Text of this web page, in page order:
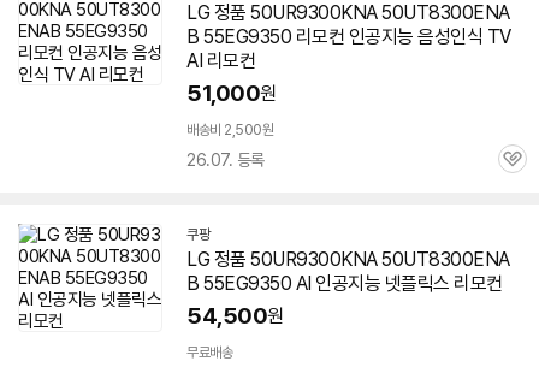
LG 정품 50UR9300KNA 50UT8300ENA
B 55EG9350 리모컨 인공지능 음성인식 TV
AI 리모컨
51,000원
배송비 2,500원
26.07. 등록
관
쿠팡
LG 정품 50UR9300KNA 50UT8300ENA
B 55EG9350 AI 인공지능 넷플릭스 리모컨
54,500원
무료배송